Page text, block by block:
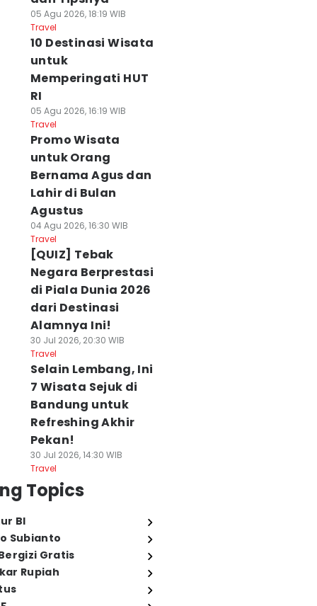
05 Agu 2026, 18:19 WIB
Travel
10 Destinasi Wisata
untuk
Memperingati HUT
RI
05 Agu 2026, 16:19 WIB
Travel
Promo Wisata
untuk Orang
Bernama Agus dan
Lahir di Bulan
Agustus
04 Agu 2026, 16:30 WIB
Travel
[QUIZ] Tebak
Negara Berprestasi
di Piala Dunia 2026
dari Destinasi
Alamnya Ini!
30 Jul 2026, 20:30 WIB
Travel
Selain Lembang, Ini
7 Wisata Sejuk di
Bandung untuk
Refreshing Akhir
Pekan!
30 Jul 2026, 14:30 WIB
Travel
Topics
BI
Subianto
Gratis
Rupiah